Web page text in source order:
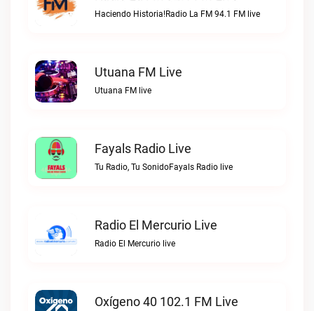
Haciendo Historia!Radio La FM 94.1 FM live
Utuana FM Live
Utuana FM live
Fayals Radio Live
Tu Radio, Tu SonidoFayals Radio live
Radio El Mercurio Live
Radio El Mercurio live
Oxígeno 40 102.1 FM Live